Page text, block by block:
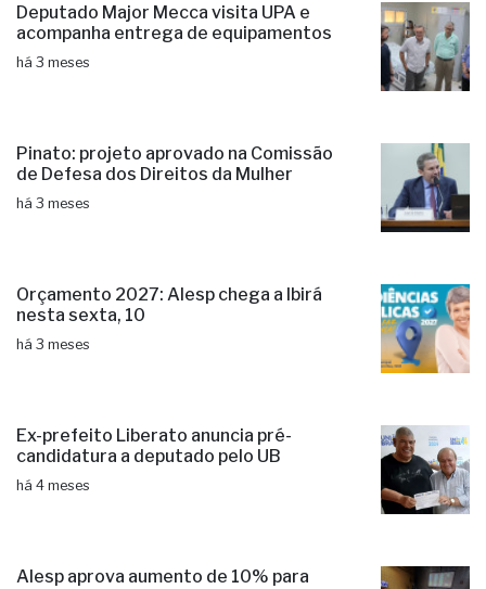
Deputado Major Mecca visita UPA e
acompanha entrega de equipamentos
há 3 meses
Pinato: projeto aprovado na Comissão
de Defesa dos Direitos da Mulher
há 3 meses
Orçamento 2027: Alesp chega a Ibirá
nesta sexta, 10
há 3 meses
Ex-prefeito Liberato anuncia pré-
candidatura a deputado pelo UB
há 4 meses
Alesp aprova aumento de 10% para